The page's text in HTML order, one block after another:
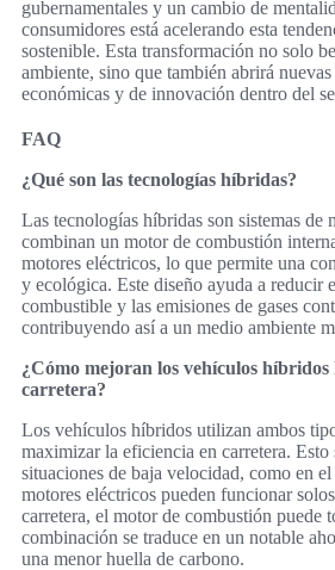
gubernamentales y un cambio de
consumidores está acelerando esta
sostenible. Esta transformación no solo
ambiente, sino que también abrirá
económicas y de innovación dentro del
FAQ
¿Qué son las tecnologías híbridas?
Las tecnologías híbridas son sistemas de
combinan un motor de combustión
motores eléctricos, lo que permite una
y ecológica. Este diseño ayuda a reducir
combustible y las emisiones de gases
contribuyendo así a un medio ambiente
¿Cómo mejoran los vehículos híbridos
carretera?
Los vehículos híbridos utilizan ambos
maximizar la eficiencia en carretera. Esto
situaciones de baja velocidad, como en
motores eléctricos pueden funcionar
carretera, el motor de combustión puede
combinación se traduce en un notable
una menor huella de carbono.